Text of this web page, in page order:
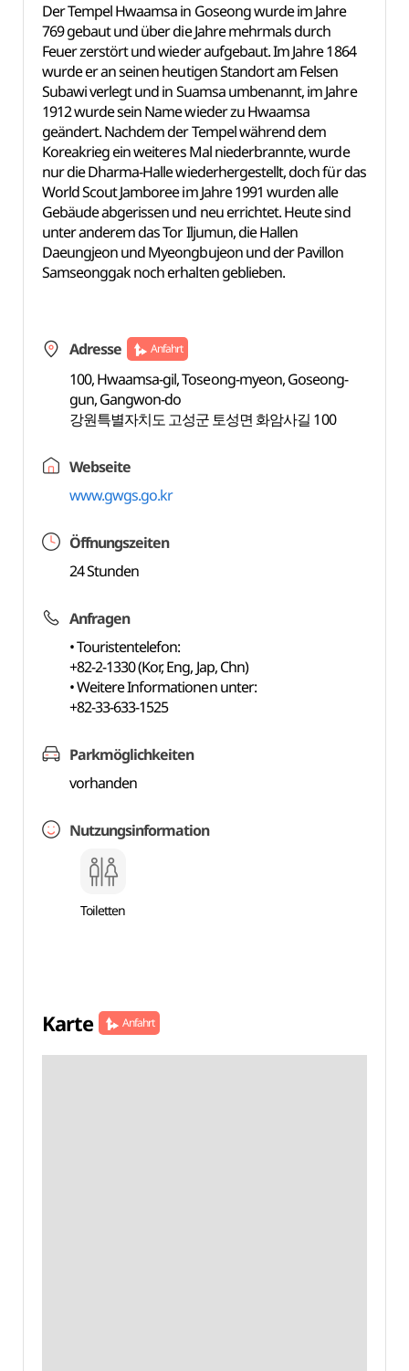
Der Tempel Hwaamsa in Goseong wurde im Jahre
769 gebaut und über die Jahre mehrmals durch
Feuer zerstört und wieder aufgebaut. Im Jahre 1864
wurde er an seinen heutigen Standort am Felsen
Subawi verlegt und in Suamsa umbenannt, im Jahre
1912 wurde sein Name wieder zu Hwaamsa
geändert. Nachdem der Tempel während dem
Koreakrieg ein weiteres Mal niederbrannte, wurde
nur die Dharma-Halle wiederhergestellt, doch für das
World Scout Jamboree im Jahre 1991 wurden alle
Gebäude abgerissen und neu errichtet. Heute sind
unter anderem das Tor Iljumun, die Hallen
Daeungjeon und Myeongbujeon und der Pavillon
Samseonggak noch erhalten geblieben.
Adresse Anfahrt
100, Hwaamsa-gil, Toseong-myeon, Goseong-
gun, Gangwon-do
강원특별자치도 고성군 토성면 화암사길 100
Webseite
www.gwgs.go.kr
Öffnungszeiten
24 Stunden
Anfragen
• Touristentelefon:
+82-2-1330 (Kor, Eng, Jap, Chn)
• Weitere Informationen unter:
+82-33-633-1525
Parkmöglichkeiten
vorhanden
Nutzungsinformation
Toiletten
Karte Anfahrt